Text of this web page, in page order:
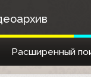
Расширенный